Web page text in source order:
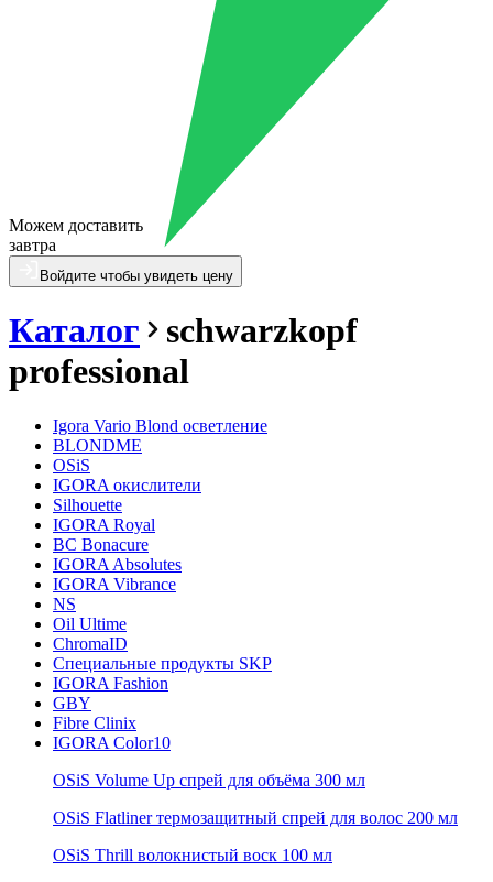
Можем доставить
завтра
Войдите чтобы увидеть цену
Каталог
schwarzkopf
professional
Igora Vario Blond осветление
BLONDME
OSiS
IGORA окислители
Silhouette
IGORA Royal
BC Bonacure
IGORA Absolutes
IGORA Vibrance
NS
Oil Ultime
ChromaID
Специальные продукты SKP
IGORA Fashion
GBY
Fibre Clinix
IGORA Color10
OSiS Volume Up спрей для объёма 300 мл
OSiS Flatliner термозащитный спрей для волос 200 мл
OSiS Thrill волокнистый воск 100 мл